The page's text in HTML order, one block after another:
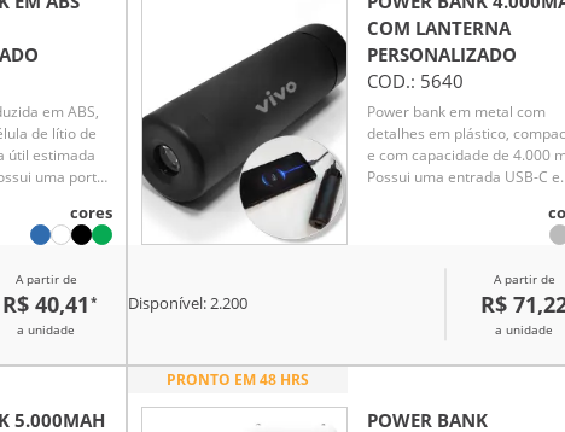
em ABS,
de lítio de
útil estimada
uma porta
A de saída
de
da bateria.
cores
A partir de
R$ 40,41 *
a unidade
COM LANTERNA
PERSONALIZADO
COD.: 5640
Power bank em metal com
detalhes em plástico,
e com capacidade de 4.000
Possui uma entrada USB-C e
versatilidade para recarregar
dispositivos e a própria
alto alcance para uso
emergencial. Acompanha
USB-C, sendo uma solução
Disponível:2.200
A partir de
R$
a unidade
5.000MAH
PRONTO EM 48 HRS
POWER BANK